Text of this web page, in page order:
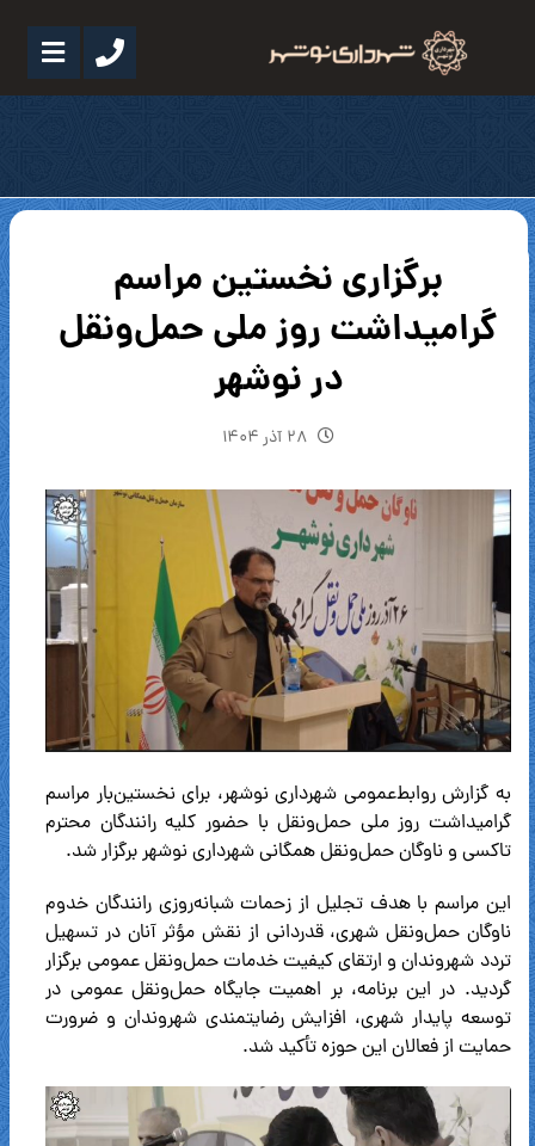
برگزاری نخستین مراسم
گرامیداشت روز ملی حمل‌ونقل
در نوشهر
۲۸ آذر ۱۴۰۴
به گزارش روابط‌عمومی شهرداری نوشهر، برای نخستین‌بار مراسم
گرامیداشت روز ملی حمل‌ونقل با حضور کلیه رانندگان محترم
تاکسی و ناوگان حمل‌ونقل همگانی شهرداری نوشهر برگزار شد.
این مراسم با هدف تجلیل از زحمات شبانه‌روزی رانندگان خدوم
ناوگان حمل‌ونقل شهری، قدردانی از نقش مؤثر آنان در تسهیل
تردد شهروندان و ارتقای کیفیت خدمات حمل‌ونقل عمومی برگزار
گردید. در این برنامه، بر اهمیت جایگاه حمل‌ونقل عمومی در
توسعه پایدار شهری، افزایش رضایتمندی شهروندان و ضرورت
حمایت از فعالان این حوزه تأکید شد.
نمایشگر
ویدیو